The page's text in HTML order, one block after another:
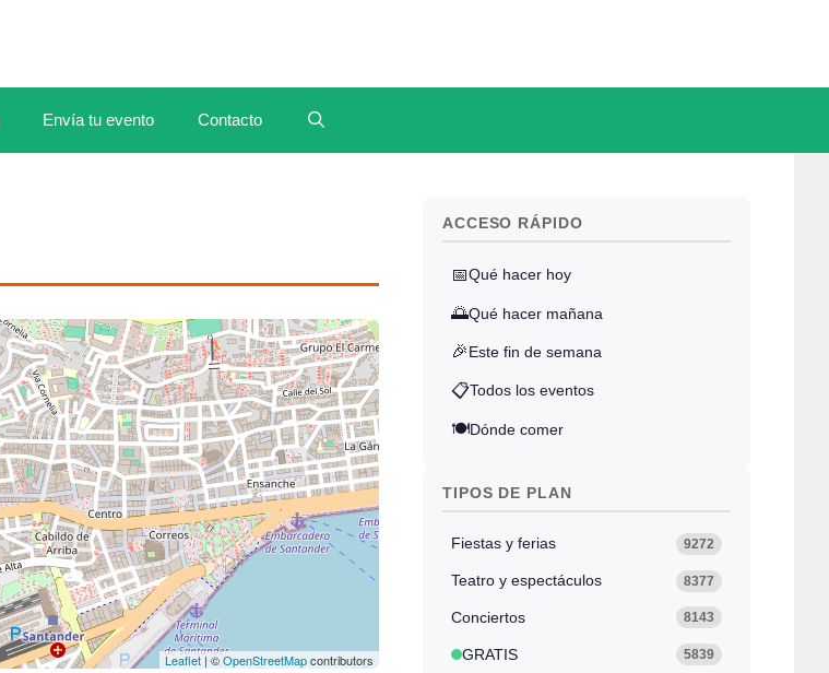
Envía tu evento Contacto
Leaflet| ©OpenStreetMapcontributors
ACCESO RÁPIDO
📅Qué hacer hoy
🌅Qué hacer mañana
🎉Este fin de semana
📋Todos los eventos
🍽️Dónde comer
TIPOS DE PLAN
Fiestas y ferias 9272
Teatro y espectáculos 8377
Conciertos 8143
GRATIS 5839